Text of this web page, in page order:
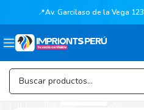
📍Av. Garcilaso de la Vega